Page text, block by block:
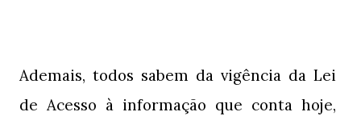
Ademais, todos sabem da vigência da Lei
de Acesso à informação que conta hoje,